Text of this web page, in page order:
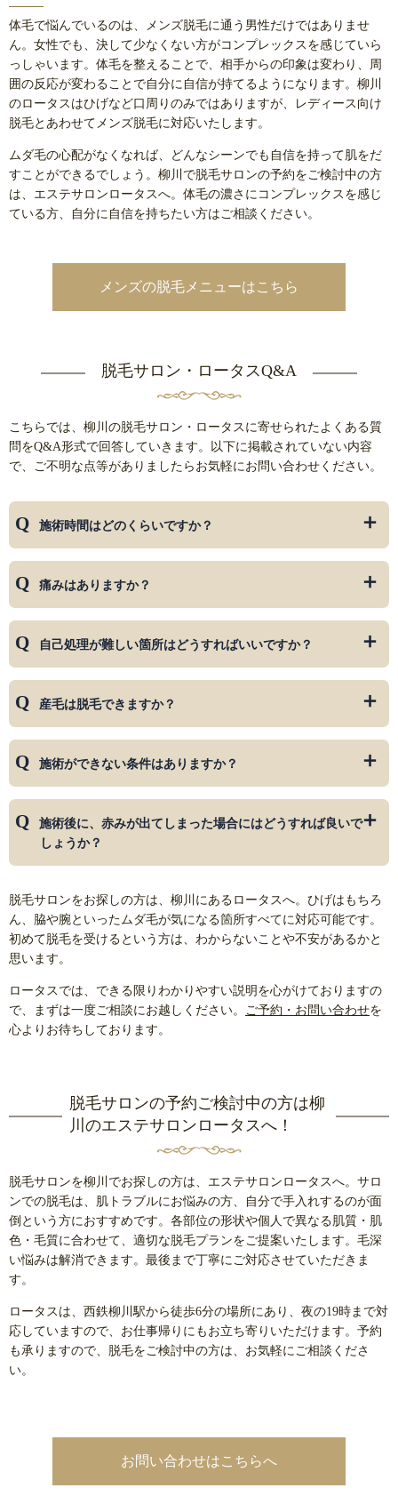
体毛で悩んでいるのは、メンズ脱毛に通う男性だけではありませ
ん。女性でも、決して少なくない方がコンプレックスを感じていら
っしゃいます。体毛を整えることで、相手からの印象は変わり、周
囲の反応が変わることで自分に自信が持てるようになります。柳川
のロータスはひげなど口周りのみではありますが、レディース向け
脱毛とあわせてメンズ脱毛に対応いたします。
ムダ毛の心配がなくなれば、どんなシーンでも自信を持って肌をだ
すことができるでしょう。柳川で脱毛サロンの予約をご検討中の方
は、エステサロンロータスへ。体毛の濃さにコンプレックスを感じ
ている方、自分に自信を持ちたい方はご相談ください。
メンズの脱毛メニューはこちら
脱毛サロン・ロータスQ&A
こちらでは、柳川の脱毛サロン・ロータスに寄せられたよくある質
問をQ&A形式で回答していきます。以下に掲載されていない内容
で、ご不明な点等がありましたらお気軽にお問い合わせください。
施術時間はどのくらいですか？
の通りです。
痛みはありますか？
が、毛の密集度が高い場所は、痛みを感じやすい箇所です。
ご要望があれば、機器の設定を調整しますので、施術時にお
自己処理が難しい箇所はどうすればいいですか？
で対応しますので、ご遠慮なくお伝えください。
産毛は脱毛できますか？
施術ができない条件はありますか？
の方・服用中のお薬がある場合にはご相談ください。
施術後に、赤みが出てしまった場合にはどうすれば良いで
しょうか？
ど、その日の日光浴を避けましょう。温泉・入浴など体を温
めることもお控えください。
脱毛サロンをお探しの方は、柳川にあるロータスへ。ひげはもちろ
ん、脇や腕といったムダ毛が気になる箇所すべてに対応可能です。
初めて脱毛を受けるという方は、わからないことや不安があるかと
思います。
ロータスでは、できる限りわかりやすい説明を心がけておりますの
で、まずは一度ご相談にお越しください。
ご予約・お問い合わせを
心よりお待ちしております。
脱毛サロンの予約ご検討中の方は柳
川のエステサロンロータスへ！
脱毛サロンを柳川でお探しの方は、エステサロンロータスへ。サロ
ンでの脱毛は、肌トラブルにお悩みの方、自分で手入れするのが面
倒という方におすすめです。各部位の形状や個人で異なる肌質・肌
色・毛質に合わせて、適切な脱毛プランをご提案いたします。毛深
い悩みは解消できます。最後まで丁寧にご対応させていただきま
す。
ロータスは、西鉄柳川駅から徒歩6分の場所にあり、夜の19時まで対
応していますので、お仕事帰りにもお立ち寄りいただけます。予約
も承りますので、脱毛をご検討中の方は、お気軽にご相談くださ
い。
お問い合わせはこちらへ